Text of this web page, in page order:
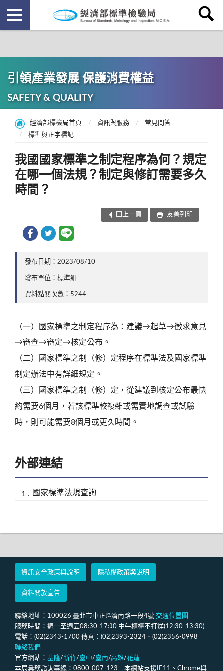
引領產業發展 保護消費權益
SAFETY & QUALITY
經濟部標檢局首頁 資訊與服務
常見問答
標準與正字標記
我國國家標準之制定程序為何？規定
在哪一個法規？制定與修訂需要多久
時間？
回上一頁 友善列印
發布日期：2023/08/10
發布單位：標準組
資料點閱次數：5244
（一）國家標準之制定程序為：建議→起草→徵求意見
→審查→審定→核定公布。
（二）國家標準之制（修）定程序在標準法及國家標準
制定辦法中有詳細規定。
（三）國家標準之制（修）定，從建議到核定公布最快
約需要6個月，若該標準較複雜或需實地調查或試驗
時，則可能需要8個月或更久時間。
外部連結
國家標準法規查詢
資訊安全政策與說明 隱私權政策與說明
資料開放宣告
聯絡地址：100026 臺北市中正區濟南路一段4號 交通位置圖
服務時間：週一至週五08:30-17:30 中午櫃檯不打烊(12:30-13:30)
電話：(02)2343-1700 傳真：(02)2393-2324．(02)2356-0998
聯絡我們
官方網站： 基隆/新竹/臺中/臺南/高雄/花蓮
本局業務諮詢專線：0800-007-123 本網站支援IE11、Chrome與